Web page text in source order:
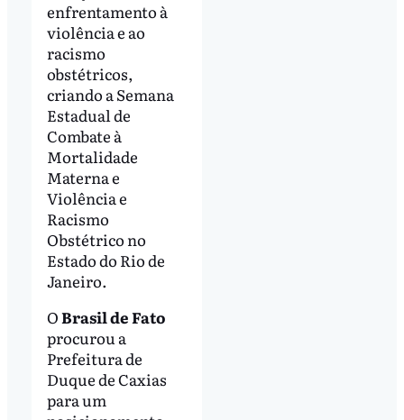
enfrentamento à
violência e ao
racismo
obstétricos,
criando a Semana
Estadual de
Combate à
Mortalidade
Materna e
Violência e
Racismo
Obstétrico no
Estado do Rio de
Janeiro.
OBrasil de Fato
procurou a
Prefeitura de
Duque de Caxias
para um